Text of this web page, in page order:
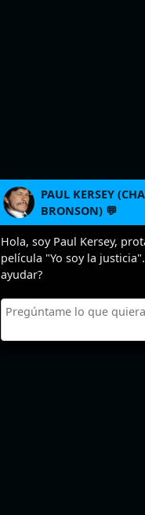
PAUL KERSEY
BRONSON) 💬
Hola, soy Paul Kersey,
película "Yo soy la
ayudar?